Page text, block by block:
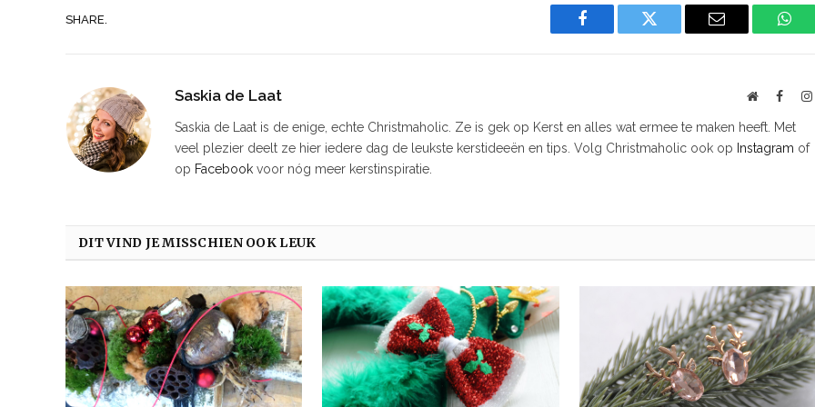
SHARE.
Facebook Twitter Email
Saskia de Laat Website
Saskia de Laat is de enige, echte Christmaholic. Ze is gek op Kerst en alles wat ermee te maken heeft. Met
veel plezier deelt ze hier iedere dag de leukste kerstideeën en tips. Volg Christmaholic ook op Instagram of
op Facebook voor nóg meer kerstinspiratie.
DIT VIND JE MISSCHIEN OOK LEUK